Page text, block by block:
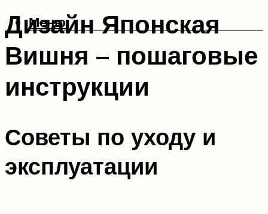
Меню
Дизайн Японская
Вишня – пошаговые
инструкции
Советы по уходу и
эксплуатации